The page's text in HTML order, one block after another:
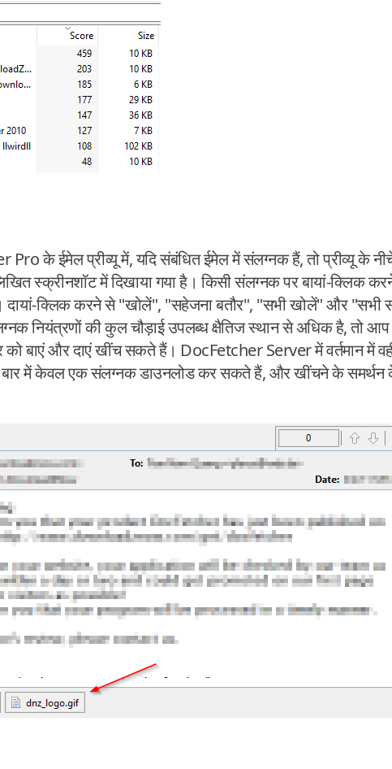
Pro के ईमेल प्रीव्यू में, यदि संबंधित ईमेल में संलग्नक हैं, तो प्रीव्यू के
स्क्रीनशॉट में दिखाया गया है। किसी संलग्नक पर बायां-क्लिक
दायां-क्लिक करने से "खोलें", "सहेजना बतौर", "सभी खोलें" और
नियंत्रणों की कुल चौड़ाई उपलब्ध क्षैतिज स्थान से अधिक है, तो
बाएं और दाएं खींच सकते हैं। DocFetcher Server में वर्तमान में
बार में केवल एक संलग्नक डाउनलोड कर सकते हैं, और खींचने के समर्थन